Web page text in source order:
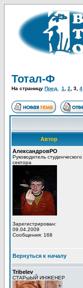
Тотал-Ф
На страницу Пред. 1 2 3 4
Автор
АлександровРО
Руководитель студенческого
сектора
Зарегистрирован:
09.04.2009
Сообщения: 168
Вернуться к началу
Tribelev
СТАРшЫЙ ИНЖЕНЕР